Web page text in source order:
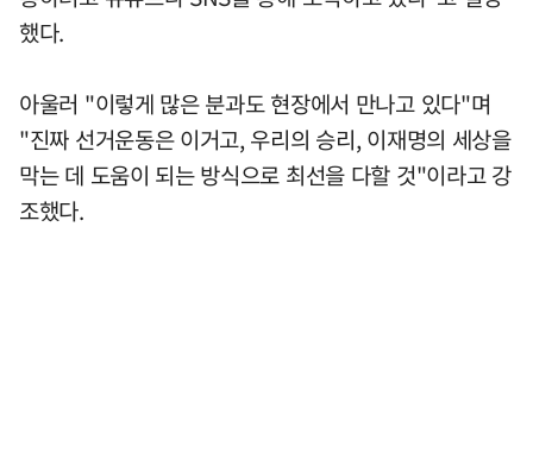
했다.
아울러 "이렇게 많은 분과도 현장에서 만나고 있다"며
"진짜 선거운동은 이거고, 우리의 승리, 이재명의 세상을
막는 데 도움이 되는 방식으로 최선을 다할 것"이라고 강
조했다.